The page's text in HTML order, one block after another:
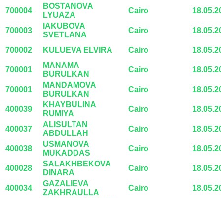
700004
BOSTANOVA
LYUAZA
Cairo
700003
IAKUBOVA
SVETLANA
Cairo
700002 KULUEVA ELVIRA Cairo
700001
MANAMA
BURULKAN
Cairo
700001
MANDAMOVA
BURULKAN
Cairo
400039
KHAYBULINA
RUMIYA
Cairo
400037
ALISULTAN
ABDULLAH
Cairo
400038
USMANOVA
MUKADDAS
Cairo
400028
SALAKHBEKOVA
DINARA
Cairo
400034
GAZALIEVA
ZAKHRAULLA
Cairo